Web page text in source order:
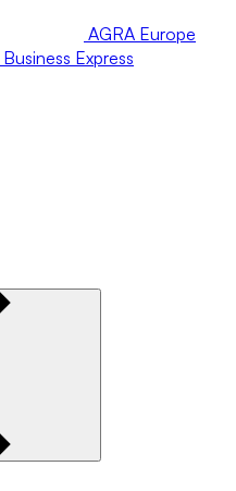
AGRA Europe
Business Express